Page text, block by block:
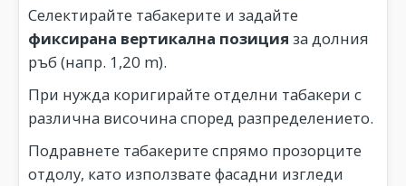
Селектирайте табакерите и задайте
фиксирана вертикална позиция за долния
ръб (напр. 1,20 m).
При нужда коригирайте отделни табакери с
различна височина според разпределението.
Подравнете табакерите спрямо прозорците
отдолу, като използвате фасадни изгледи